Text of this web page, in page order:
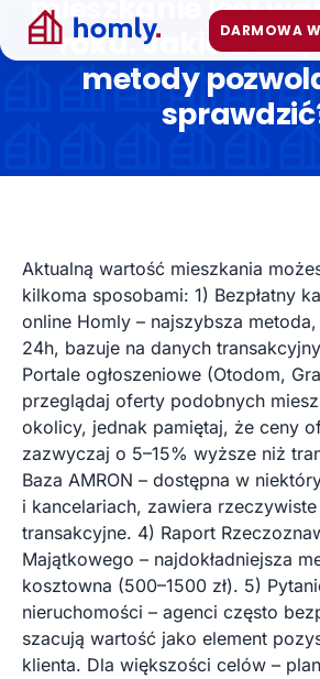
Przejdź
do
treści
DARMOWA
FAQ
Artykuły
mieszkanie jest
roku. Jakie
metody
Aktualną wartość mieszkania
kilkoma sposobami: 1) Bezpłatny
online Homly – najszybsza
24h, bazuje na danych
Portale ogłoszeniowe (Otodom,
przeglądaj oferty podobnych
okolicy, jednak pamiętaj, że ceny
zazwyczaj o 5–15% wyższe niż
Baza AMRON – dostępna w
i kancelariach, zawiera
transakcyjne. 4) Raport
Majątkowego – najdokładniejsza
kosztowna (500–1500 zł). 5)
nieruchomości – agenci często
szacują wartość jako element
klienta. Dla większości celów –